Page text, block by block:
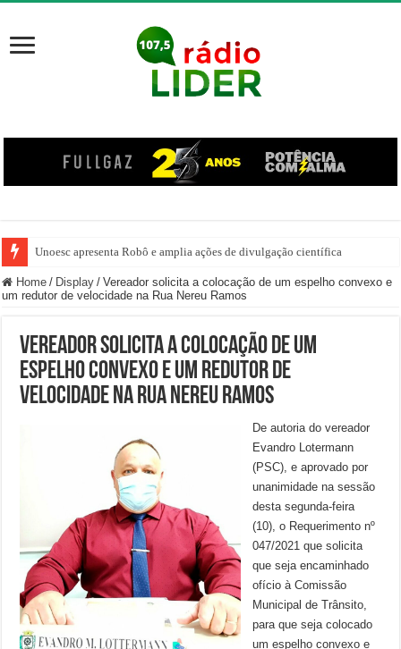
Unoesc apresenta Robô e amplia ações de divulgação científica
Família venezuelana percorre mais de 100 km, paga aluguel adiantado e
Home / Display / Vereador solicita a colocação de um espelho convexo e
um redutor de velocidade na Rua Nereu Ramos
Vereador solicita a colocação de um
espelho convexo e um redutor de
velocidade na Rua Nereu Ramos
De autoria do vereador
Evandro Lotermann
(PSC), e aprovado por
unanimidade na sessão
desta segunda-feira
(10), o Requerimento nº
047/2021 que solicita
que seja encaminhado
ofício à Comissão
Municipal de Trânsito,
para que seja colocado
um espelho convexo e